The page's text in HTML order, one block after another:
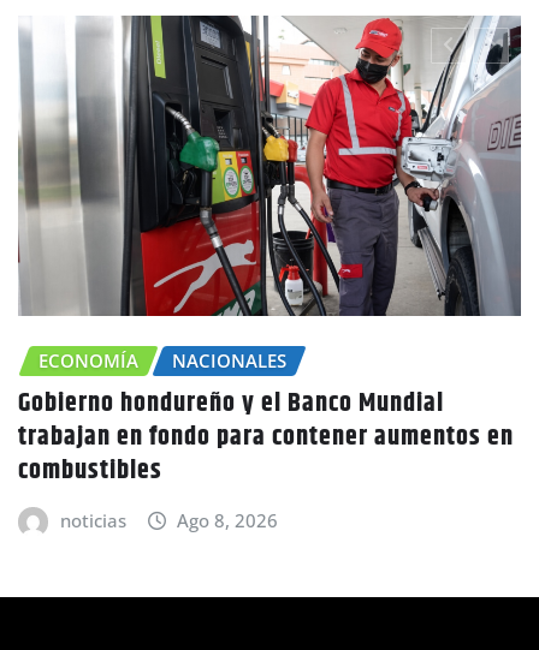
ECONOMÍA NACIONALES
hondureño y el Banco Mundial
en fondo para contener aumentos en
noticias Ago 8, 2026